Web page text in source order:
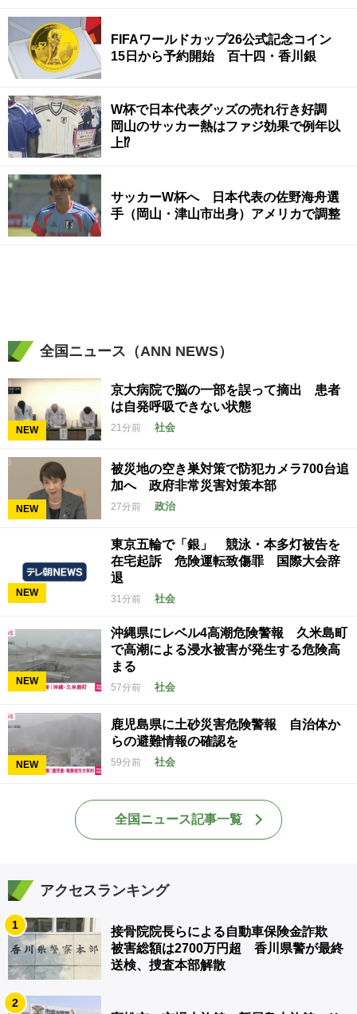
FIFAワールドカップ26公式記念コイン
15日から予約開始 百十四・香川銀
W杯で日本代表グッズの売れ行き好調
岡山のサッカー熱はファジ効果で例年以
上⁉
サッカーW杯へ 日本代表の佐野海舟選
手（岡山・津山市出身）アメリカで調整
全国ニュース（ANN NEWS）
NEW
京大病院で脳の一部を誤って摘出 患者
は自発呼吸できない状態
21分前 社会
NEW
被災地の空き巣対策で防犯カメラ700台追
加へ 政府非常災害対策本部
27分前 政治
NEW
東京五輪で「銀」 競泳・本多灯被告を
在宅起訴 危険運転致傷罪 国際大会辞
退
31分前 社会
NEW
沖縄県にレベル4高潮危険警報 久米島町
で高潮による浸水被害が発生する危険高
まる
57分前 社会
NEW
鹿児島県に土砂災害危険警報 自治体か
らの避難情報の確認を
59分前 社会
全国ニュース記事一覧
アクセスランキング
1
接骨院院長らによる自動車保険金詐欺
被害総額は2700万円超 香川県警が最終
送検、捜査本部解散
2